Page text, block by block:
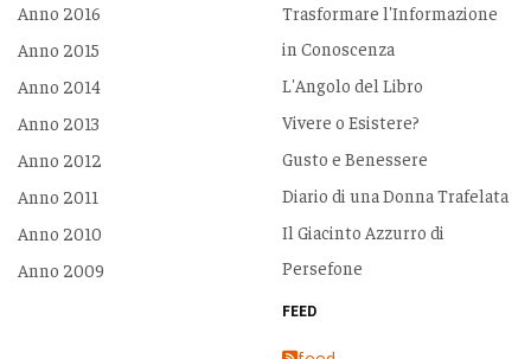
Anno 2016
Anno 2015
Anno 2014
Anno 2013
Anno 2012
Anno 2011
Anno 2010
Anno 2009
Trasformare l'Informazione
in Conoscenza
L'Angolo del Libro
Vivere o Esistere?
Gusto e Benessere
Diario di una Donna Trafelata
Il Giacinto Azzurro di
Persefone
FEED